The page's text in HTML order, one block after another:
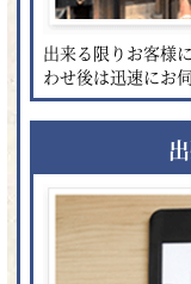
出来る限りお客様
わせ後は迅速にお